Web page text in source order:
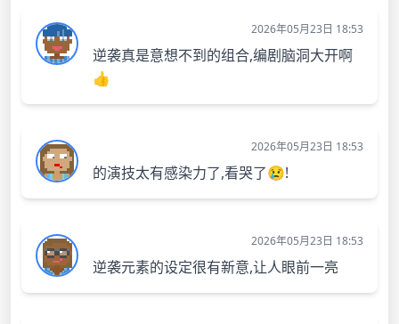
2026年05月23日 18:53
逆袭真是意想不到的组合,编剧脑洞大开啊
👍
2026年05月23日 18:53
的演技太有感染力了,看哭了😢!
2026年05月23日 18:53
逆袭元素的设定很有新意,让人眼前一亮